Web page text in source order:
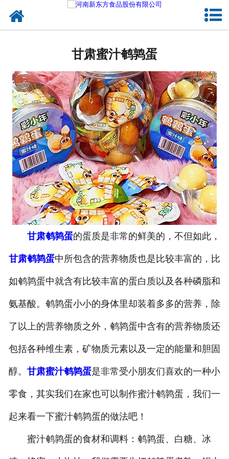
甘肃熟食品
甘肃调味品
甘肃鸡蛋壳粉
甘肃新东方食品
甘肃食品代加工
甘肃精忠报国八大锤典故版
- 甘肃蜜汁味卤蛋
- 甘肃茶香味卤蛋
甘肃蜜汁鹌鹑蛋
甘肃鹌鹑蛋的蛋质是非常的鲜美的，不但如此，
甘肃鹌鹑蛋中所包含的营养物质也是比较丰富的，比
如鹌鹑蛋中就含有比较丰富的蛋白质以及各种磷脂和
氨基酸。鹌鹑蛋小小的身体里却装着多多的营养，除
了以上的营养物质之外，鹌鹑蛋中含有的营养物质还
包括各种维生素，矿物质元素以及一定的能量和胆固
醇。 甘肃蜜汁鹌鹑蛋是非常受小朋友们喜欢的一种小
零食，其实我们在家也可以制作蜜汁鹌鹑蛋，我们一
起来看一下蜜汁鹌鹑蛋的做法吧！
蜜汁鹌鹑蛋的食材和调料：鹌鹑蛋、白糖、冰